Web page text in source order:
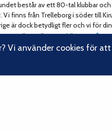
består av ett 80-tal klubbar
finns från Trelleborg i söder till
är dock betydligt fler och vi för din
är medlem eller inte.Läs om vårt
Vi använder cookies för